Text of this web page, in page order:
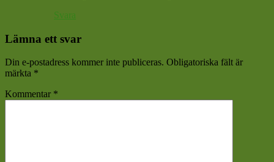
Svara
Lämna ett svar
Din e-postadress kommer inte publiceras. Obligatoriska fält är
märkta *
Kommentar *